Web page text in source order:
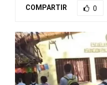
COMPARTIR 0